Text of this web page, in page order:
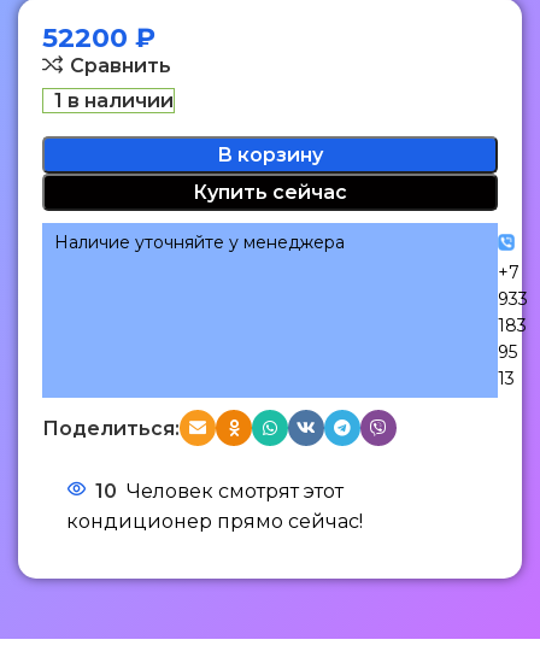
52200 ₽
Сравнить
1 в наличии
В корзину
Купить сейчас
Наличие уточняйте у менеджера
+7
933
183
95
13
Поделиться:
10 Человек смотрят этот
кондиционер прямо сейчас!